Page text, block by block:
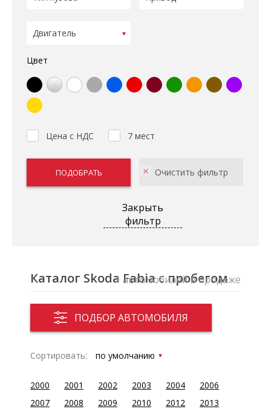
Цвет
Цена с НДС 7 мест
Закрыть
фильтр
Каталог Skoda Fabia с пробегом
ПОДБОР АВТОМОБИЛЯ
1 автомобилей в продаже
Сортировать:
2000 2001 2002 2003 2004
2006
2007
2008 2009 2010 2012
2013